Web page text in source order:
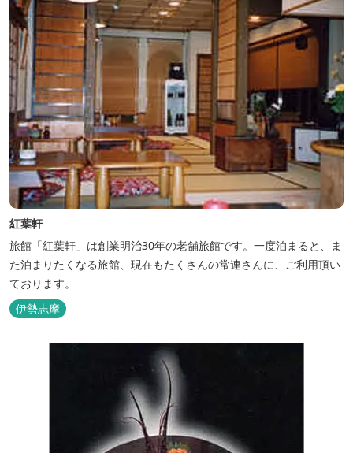
紅葉軒
旅館「紅葉軒」は創業明治30年の老舗旅館です。一度泊まると、ま
た泊まりたくなる旅館、現在もたくさんの常連さんに、ご利用頂い
ております。
伊勢志摩